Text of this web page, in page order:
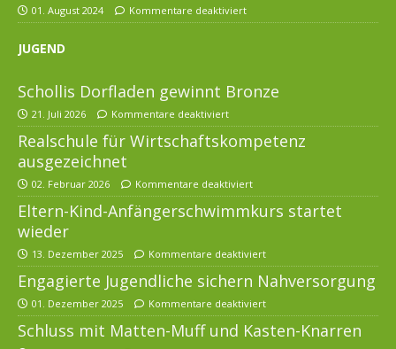
01. August 2024 Kommentare deaktiviert
JUGEND
Schollis Dorfladen gewinnt Bronze
21. Juli 2026 Kommentare deaktiviert
Realschule für Wirtschaftskompetenz
ausgezeichnet
02. Februar 2026 Kommentare deaktiviert
Eltern-Kind-Anfängerschwimmkurs startet
wieder
13. Dezember 2025 Kommentare deaktiviert
Engagierte Jugendliche sichern Nahversorgung
01. Dezember 2025 Kommentare deaktiviert
Schluss mit Matten-Muff und Kasten-Knarren